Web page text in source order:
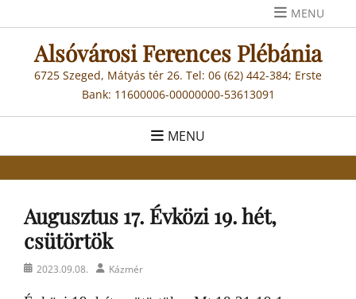
to
content
MENU
Alsóvárosi Ferences Plébánia
6725 Szeged, Mátyás tér 26. Tel: 06 (62) 442-384; Erste
Bank: 11600006-00000000-53613091
MENU
Augusztus 17. Évközi 19. hét,
csütörtök
Posted2023.09.08. AuthorKázmér